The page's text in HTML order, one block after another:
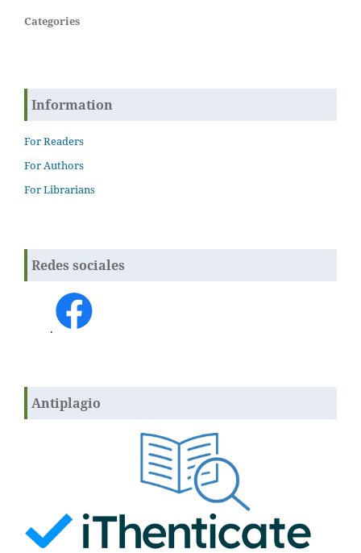
Categories
Information
For Readers
For Authors
For Librarians
Redes sociales
.
Antiplagio